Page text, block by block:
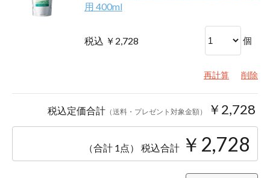
用 400ml
税込 ￥2,728 個
再計算 削除
税込定価合計 （送料・プレゼント対象金額） ￥2,728
（合計 1点） 税込合計 ￥2,728